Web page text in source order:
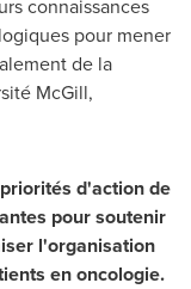
connaissances
pour mener
de la
McGill,
d'action de
pour soutenir
l'organisation
en oncologie.